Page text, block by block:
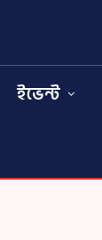
ইভেন্ট